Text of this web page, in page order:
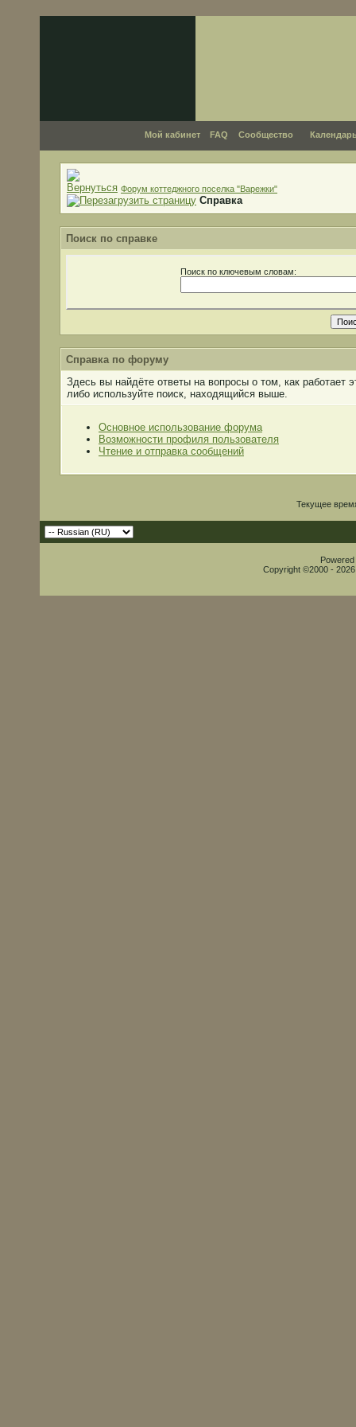
Мой кабинет FAQ Сообщество
Форум коттеджного поселка "Варежки"
Справка
Поиск по справке
Поиск по ключевым словам:
Справка по форуму
Здесь вы найдёте ответы на вопросы о том, как
либо используйте поиск, находящийся выше.
Основное использование форума
Возможности профиля пользователя
Чтение и отправка сообщений
Текущее
Copyright ©2000 -